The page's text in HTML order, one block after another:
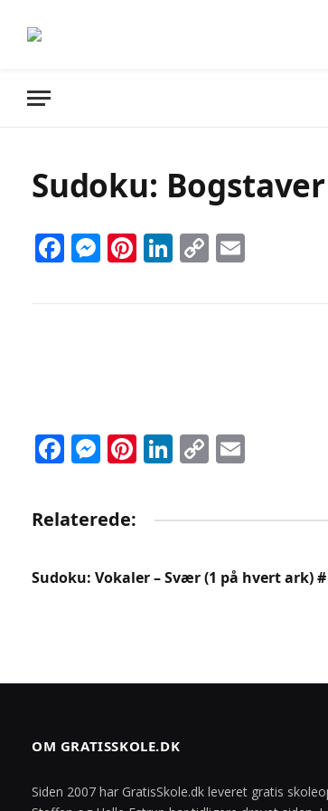
Sudoku:
Facebook
Messenger
Pinterest
LinkedIn
Copy
Facebook
Messenger
Pinterest
LinkedIn
Copy
Relaterede:
Sudoku: Vokaler – Svær (1 på hvert ark) #
OM GRATISSKOLE.DK
Siden 2007 har GratisSkole.dk leveret gratis